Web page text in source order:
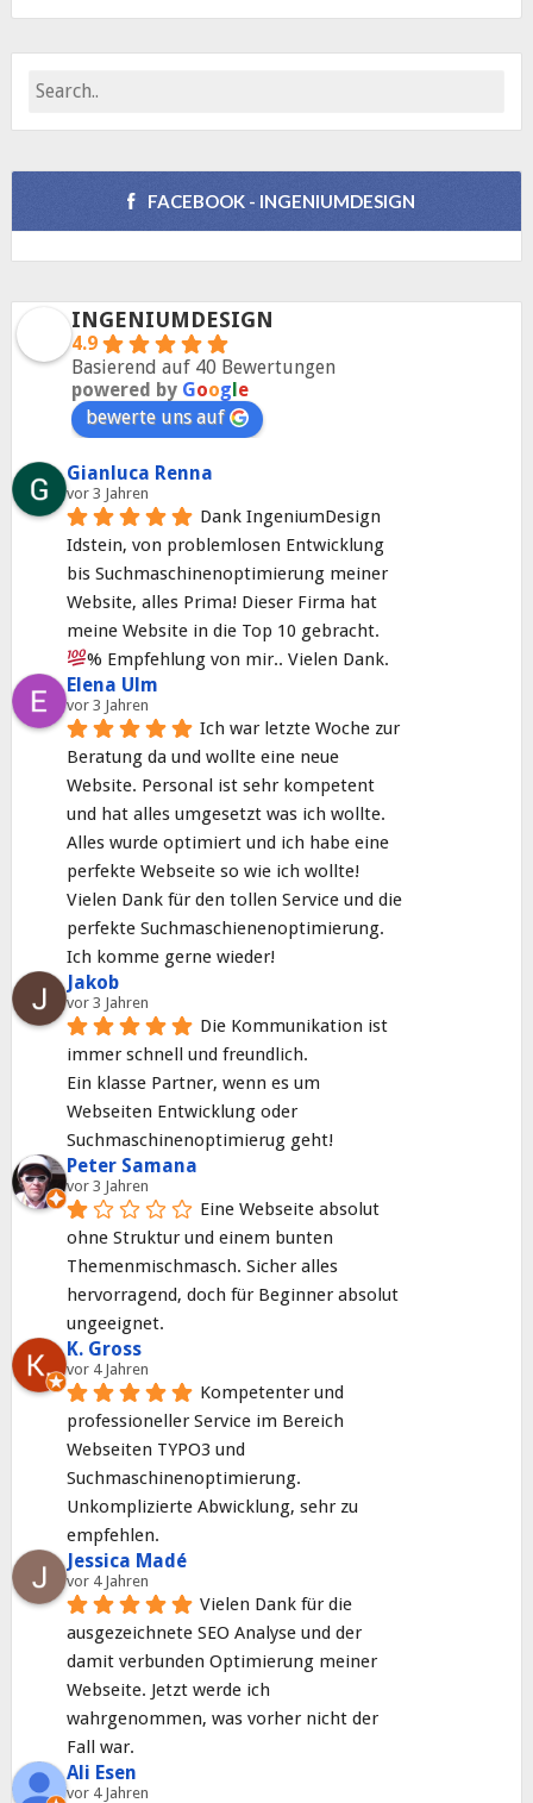
FACEBOOK - INGENIUMDESIGN
INGENIUMDESIGN
4.9
Basierend auf 40 Bewertungen
powered by Google
bewerte uns auf
Gianluca Renna
vor 3 Jahren
Dank IngeniumDesign
Idstein, von problemlosen Entwicklung
bis Suchmaschinenoptimierung meiner
Website, alles Prima! Dieser Firma hat
meine Website in die Top 10 gebracht.
% Empfehlung von mir.. Vielen Dank.
Elena Ulm
vor 3 Jahren
Ich war letzte Woche zur
Beratung da und wollte eine neue
Website. Personal ist sehr kompetent
und hat alles umgesetzt was ich wollte.
Alles wurde optimiert und ich habe eine
perfekte Webseite so wie ich wollte!
Vielen Dank für den tollen Service und die
perfekte Suchmaschienenoptimierung.
Ich komme gerne wieder!
Jakob
vor 3 Jahren
Die Kommunikation ist
immer schnell und freundlich.
Ein klasse Partner, wenn es um
Webseiten Entwicklung oder
Suchmaschinenoptimierug geht!
Peter Samana
vor 3 Jahren
Eine Webseite absolut
ohne Struktur und einem bunten
Themenmischmasch. Sicher alles
hervorragend, doch für Beginner absolut
ungeeignet.
K. Gross
vor 4 Jahren
Kompetenter und
professioneller Service im Bereich
Webseiten TYPO3 und
Suchmaschinenoptimierung.
Unkomplizierte Abwicklung, sehr zu
empfehlen.
Jessica Madé
vor 4 Jahren
Vielen Dank für die
ausgezeichnete SEO Analyse und der
damit verbunden Optimierung meiner
Webseite. Jetzt werde ich
wahrgenommen, was vorher nicht der
Fall war.
Ali Esen
vor 4 Jahren